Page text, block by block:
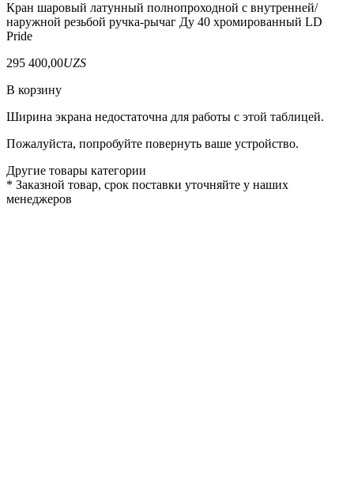
Кран шаровый латунный полнопроходной с внутренней/
наружной резьбой ручка-рычаг Ду 40 хромированный LD
Pride
295 400,00UZS
В корзину
Ширина экрана недостаточна для работы с этой таблицей.
Пожалуйста, попробуйте повернуть ваше устройство.
Другие товары категории
* Заказной товар, срок поставки уточняйте у наших
менеджеров